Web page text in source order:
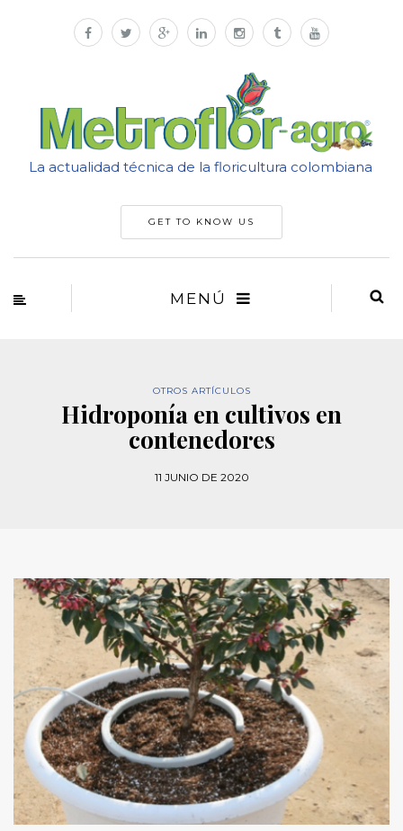
La actualidad técnica de la floricultura colombiana
GET TO KNOW US
MENÚ
OTROS ARTÍCULOS
Hidroponía en cultivos en
contenedores
11 JUNIO DE 2020